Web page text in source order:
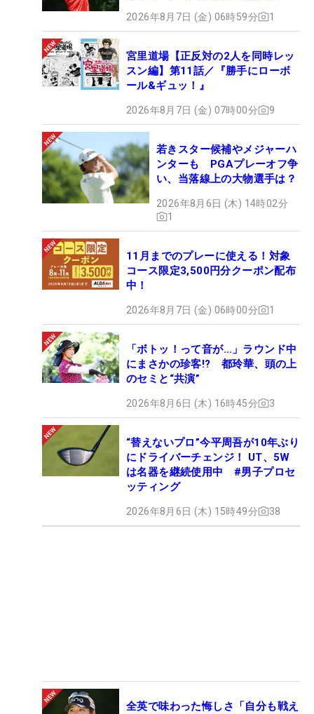
2026年8月7日 (金) 06時59分 1
宮里道場【正反対の2人を同時レッ
スン編】第11話／『勝手にローボ
ール&ギュッ！』
2026年8月7日 (金) 07時00分 9
若きスター候補やメジャーハ
ンターも PGAプレーオフ争
い、当落線上の大物選手は？
2026年8月6日 (木) 14時02分
1
11月までのプレーに使える！対象
コース限定3,500円分クーポン配布
中！
2026年8月7日 (金) 06時00分 1
「ボトッ！って音が…」ラウンド中
にまさかの珍客!? 都玲華、頭の上
のセミと“共演”
2026年8月6日 (木) 16時45分 3
“替えないプロ”今平周吾が10年ぶり
にドライバーチェンジ！ UT、5W
は名器を継続使用中 #男子プロセ
ッティング
2026年8月6日 (木) 15時49分 38
全英で味わった悔しさ「自分も戦え